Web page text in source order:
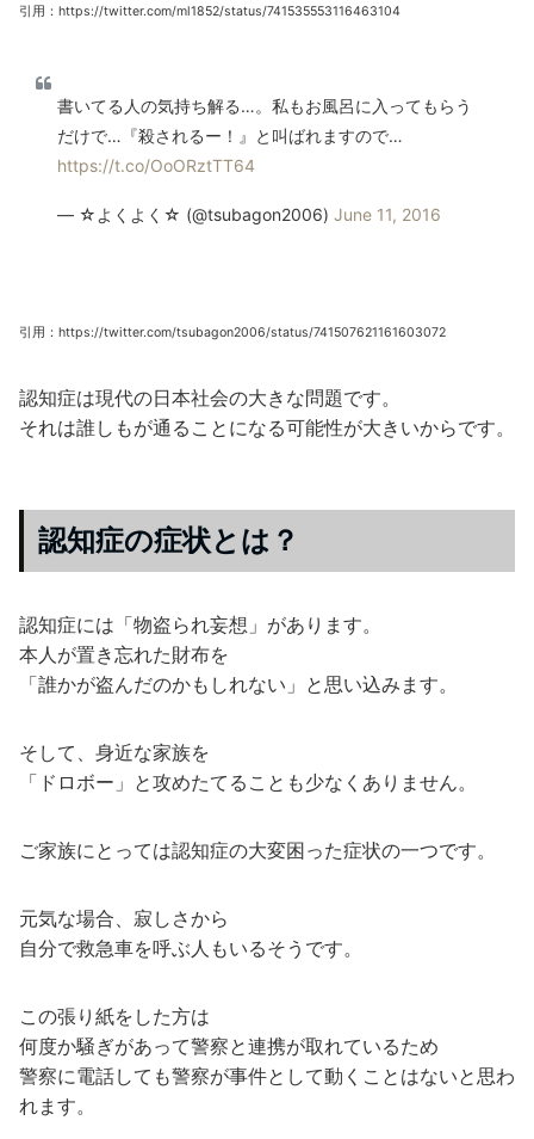
引用：https://twitter.com/ml1852/status/741535553116463104
書いてる人の気持ち解る…。私もお風呂に入ってもらう
だけで…『殺されるー！』と叫ばれますので…
https://t.co/OoORztTT64
— ☆よくよく☆ (@tsubagon2006) June 11, 2016
引用：https://twitter.com/tsubagon2006/status/741507621161603072
認知症は現代の日本社会の大きな問題です。
それは誰しもが通ることになる可能性が大きいからです。
認知症の症状とは？
認知症には「物盗られ妄想」があります。
本人が置き忘れた財布を
「誰かが盗んだのかもしれない」と思い込みます。
そして、身近な家族を
「ドロボー」と攻めたてることも少なくありません。
ご家族にとっては認知症の大変困った症状の一つです。
元気な場合、寂しさから
自分で救急車を呼ぶ人もいるそうです。
この張り紙をした方は
何度か騒ぎがあって警察と連携が取れているため
警察に電話しても警察が事件として動くことはないと思わ
れます。